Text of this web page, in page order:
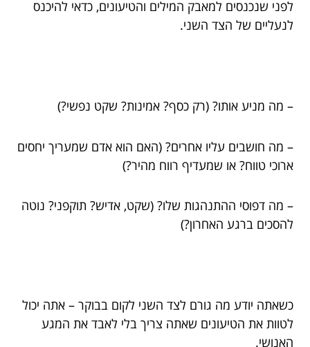
לפני שנכנסים למאבק המילים והטיעונים, כדאי להיכנס
לנעליים של הצד השני.
– מה מניע אותו? (רק כסף? אמינות? שקט נפשי?)
– מה חושבים עליו אחרים? (האם הוא אדם שמעריך יחסים
ארוכי טווח? או שמעדיף רווח מהיר?)
– מה דפוסי ההתנהגות שלו? (שקט, אדיש? תוקפני? נוטה
להסכים ברגע האחרון?)
כשאתה יודע מה גורם לצד השני לקום בבוקר – אתה יכול
לטוות את הטיעונים שאתה צריך בלי לאבד את המגע
האנושי.